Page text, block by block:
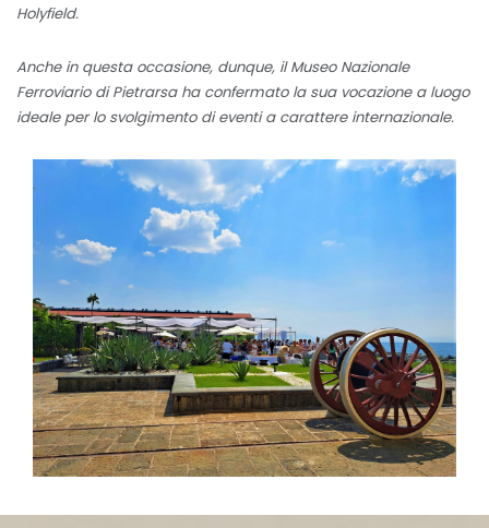
Holyfield.
Anche in questa occasione, dunque, il Museo Nazionale
Ferroviario di Pietrarsa ha confermato la sua vocazione a luogo
ideale per lo svolgimento di eventi a carattere internazionale.